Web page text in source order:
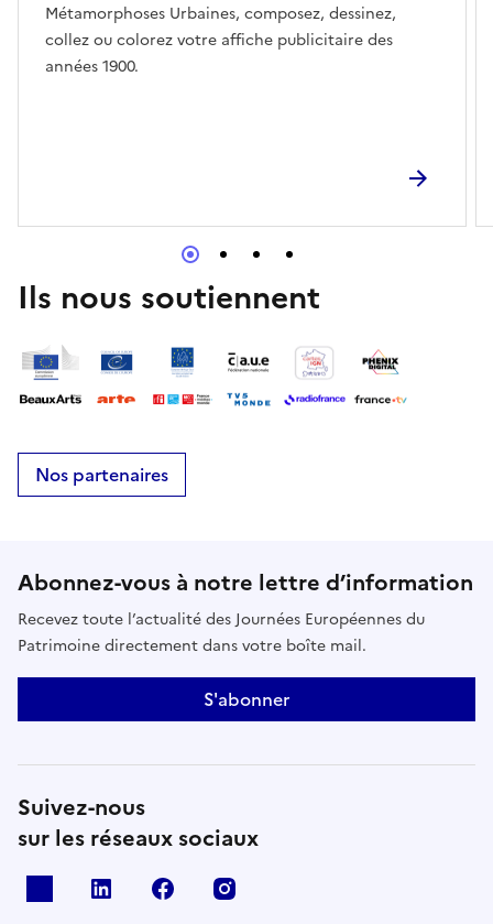
Métamorphoses Urbaines, composez, dessinez,
collez ou colorez votre affiche publicitaire des
années 1900.
Ils nous soutiennent
Nos partenaires
Abonnez-vous à notre lettre d’information
Recevez toute l’actualité des Journées Européennes du
Patrimoine directement dans votre boîte mail.
S'abonner
Suivez-nous
sur les réseaux sociaux
Linkedin Facebook